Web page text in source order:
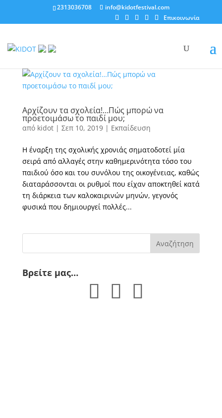
2313036708
info@kidotfestival.com
Επικοινωνία
Αρχίζουν τα σχολεία!…Πώς μπορώ να
προετοιμάσω το παιδί μου;
από kidot| Σεπ 10, 2019| Εκπαίδευση
Η έναρξη της σχολικής χρονιάς σηματοδοτεί μία
σειρά από αλλαγές στην καθημερινότητα τόσο του
παιδιού όσο και του συνόλου της οικογένειας, καθώς
διαταράσσονται οι ρυθμοί που είχαν αποκτηθεί κατά
τη διάρκεια των καλοκαιρινών μηνών, γεγονός
φυσικά που δημιουργεί πολλές...
Βρείτε μας…